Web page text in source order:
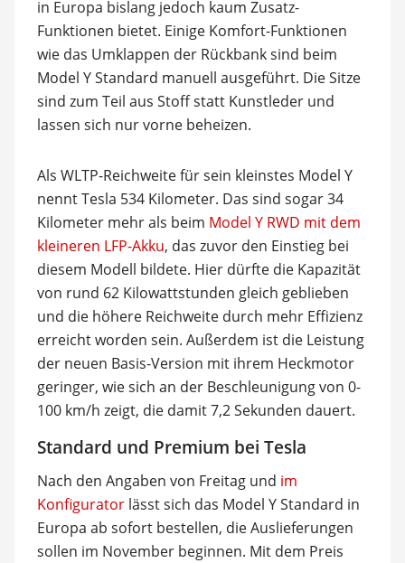
in Europa bislang jedoch kaum Zusatz-
Funktionen bietet. Einige Komfort-Funktionen
wie das Umklappen der Rückbank sind beim
Model Y Standard manuell ausgeführt. Die Sitze
sind zum Teil aus Stoff statt Kunstleder und
lassen sich nur vorne beheizen.
Als WLTP-Reichweite für sein kleinstes Model Y
nennt Tesla 534 Kilometer. Das sind sogar 34
Kilometer mehr als beim Model Y RWD mit dem
kleineren LFP-Akku, das zuvor den Einstieg bei
diesem Modell bildete. Hier dürfte die Kapazität
von rund 62 Kilowattstunden gleich geblieben
und die höhere Reichweite durch mehr Effizienz
erreicht worden sein. Außerdem ist die Leistung
der neuen Basis-Version mit ihrem Heckmotor
geringer, wie sich an der Beschleunigung von 0-
100 km/h zeigt, die damit 7,2 Sekunden dauert.
Standard und Premium bei Tesla
Nach den Angaben von Freitag und im
Konfiguratorlässt sich das Model Y Standard in
Europa ab sofort bestellen, die Auslieferungen
sollen im November beginnen. Mit dem Preis